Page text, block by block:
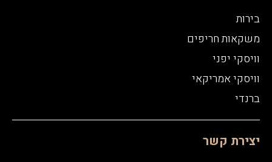
בירות
משקאות חריפים
וויסקי יפני
וויסקי אמריקאי
ברנדי
יצירת קשר